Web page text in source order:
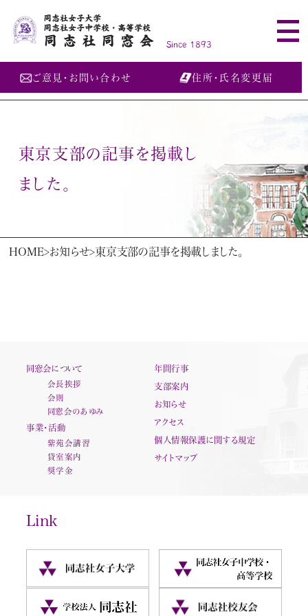
同志社女子大学
同志社女子中学校・高等学校
同志社同窓会 Since 1893
ご意見・お問い合わせ 住所・氏名変更届
東京支部の記事を掲載し
ました。
HOME お知らせ 東京支部の記事を掲載しました。
同窓会について
会長挨拶
会則
同窓会のあゆみ
事業・活動
紫苑会講習
貸室案内
奨学金
年間行事
支部案内
お知らせ
アクセス
個人情報保護に関する規定
サイトマップ
Link